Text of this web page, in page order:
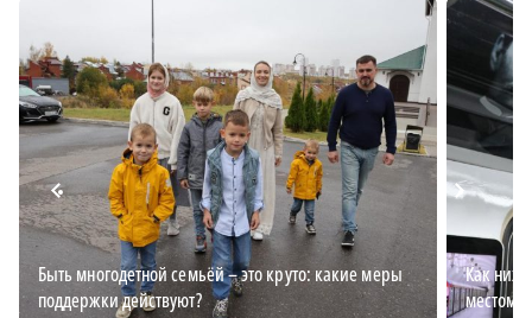
Быть многодетной семьёй – это круто: какие меры
поддержки действуют?
Как
местом